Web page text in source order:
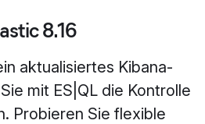
8.16
aktualisiertes Kibana-
mit ES|QL die Kontrolle
Probieren Sie flexible